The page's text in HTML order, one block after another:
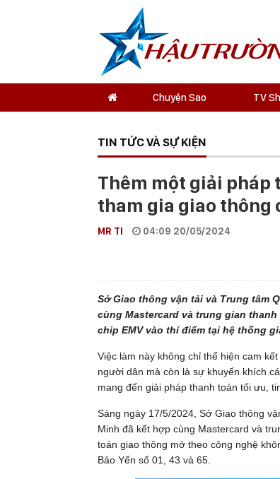
Chuyện Sao TV
TIN TỨC VÀ SỰ KIỆN
Thêm một giải pháp
tham gia giao thông
MR TI 04:09 20/05/2024
Sở Giao thông vận tải và Trung tâm
cùng Mastercard và trung gian
chip EMV vào thí điểm tại hệ thống
Việc làm này không chỉ thể hiện cam
người dân mà còn là sự khuyến khích
mang đến giải pháp thanh toán tối ưu,
Sáng ngày 17/5/2024, Sở Giao thông
Minh đã kết hợp cùng Mastercard và
toán giao thông mở theo công nghệ
Bảo Yến số 01, 43 và 65.